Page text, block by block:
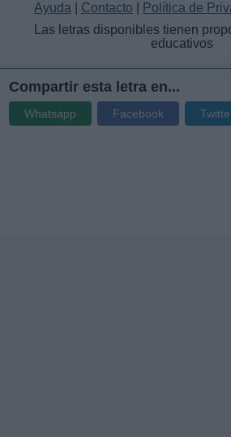
Ayuda Contacto
Política de
Las letras disponibles tienen
educativos
Compartir esta letra en...
Whatsapp Facebook